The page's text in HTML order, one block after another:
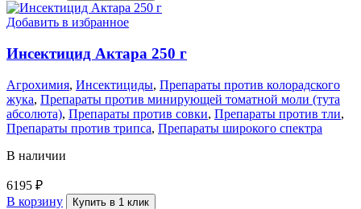
Добавить в избранное
Инсектицид Актара 250 г
Агрохимия, Инсектициды, Препараты против колорадского
жука, Препараты против минирующей томатной моли (тута
абсолюта), Препараты против совки, Препараты против тли,
Препараты против трипса, Препараты широкого спектра
В наличии
6195 ₽
В корзину
Купить в 1 клик